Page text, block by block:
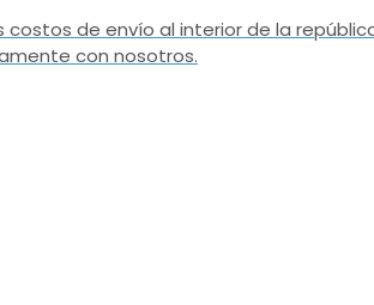
costos de envío al interior de la
con nosotros.